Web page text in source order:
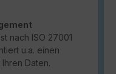
nach ISO 27001
u.a. einen
Daten.